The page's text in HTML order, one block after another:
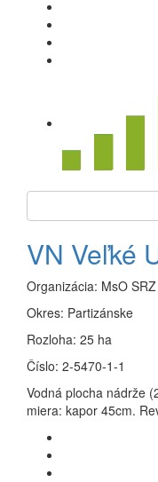
VN Veľké
Organizácia: MsO
Okres: Partizánske
Rozloha: 25 ha
Číslo: 2-5470-1-1
Vodná plocha nádrže
miera: kapor 45cm.